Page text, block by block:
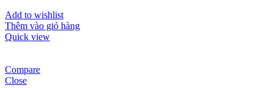
Add to wishlist
Thêm vào giỏ hàng
Quick view
Compare
Close